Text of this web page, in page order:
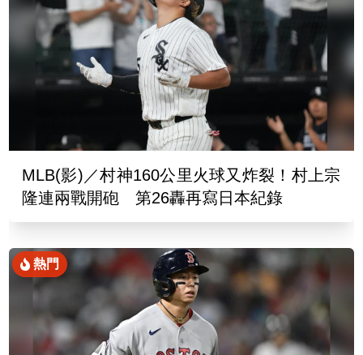
MLB(影)／村神160公里火球又炸裂！村上宗
隆連兩戰開砲 第26轟再寫日本紀錄
熱門